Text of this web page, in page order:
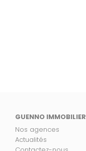
GUENNO IMMOBILIER
Nos agences
Actualités